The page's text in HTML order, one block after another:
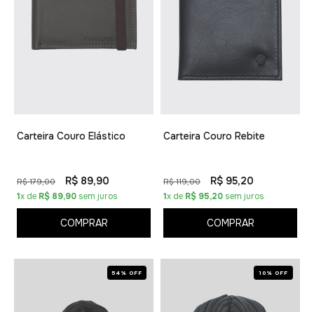
Carteira Couro Elástico
R$ 179,00 R$ 89,90
1x de R$ 89,90 sem juros
COMPRAR
Carteira Couro Rebite
R$ 119,00 R$ 95,20
1x de R$ 95,20 sem juros
COMPRAR
54% OFF 10% OFF